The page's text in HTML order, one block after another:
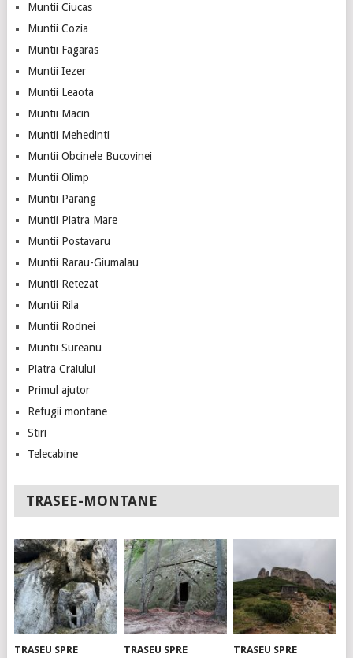
Muntii Ciucas
Muntii Cozia
Muntii Fagaras
Muntii Iezer
Muntii Leaota
Muntii Macin
Muntii Mehedinti
Muntii Obcinele Bucovinei
Muntii Olimp
Muntii Parang
Muntii Piatra Mare
Muntii Postavaru
Muntii Rarau-Giumalau
Muntii Retezat
Muntii Rila
Muntii Rodnei
Muntii Sureanu
Piatra Craiului
Primul ajutor
Refugii montane
Stiri
Telecabine
TRASEE-MONTANE
TRASEU SPRE TRASEU SPRE TRASEU SPRE